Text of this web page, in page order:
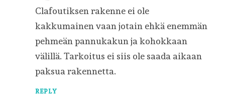
Clafoutiksen rakenne ei ole
kakkumainen vaan jotain ehkä enemmän
pehmeän pannukakun ja kohokkaan
välillä. Tarkoitus ei siis ole saada aikaan
paksua rakennetta.
REPLY